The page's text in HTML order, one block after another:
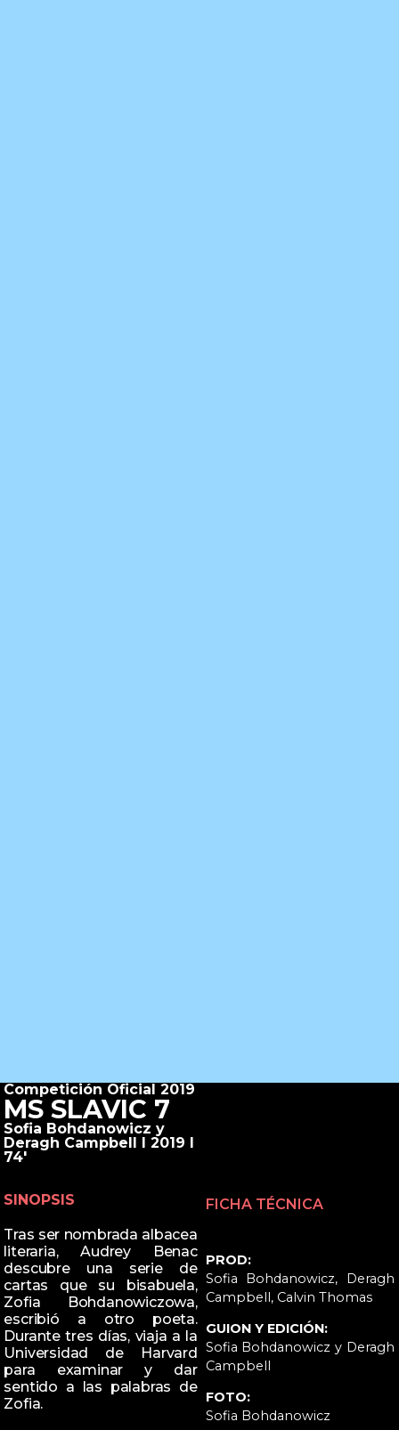
Competición Oficial 2019
MS SLAVIC 7
Sofia Bohdanowicz y
Deragh Campbell I 2019 I
74'
SINOPSIS
Tras ser nombrada albacea
literaria, Audrey Benac
descubre una serie de
cartas que su bisabuela,
Zofia Bohdanowiczowa,
escribió a otro poeta.
Durante tres días, viaja a la
Universidad de Harvard
para examinar y dar
sentido a las palabras de
Zofia.
FICHA TÉCNICA
PROD:
Sofia Bohdanowicz, Deragh
Campbell, Calvin Thomas
GUION Y EDICIÓN:
Sofia Bohdanowicz y Deragh
Campbell
FOTO:
Sofia Bohdanowicz